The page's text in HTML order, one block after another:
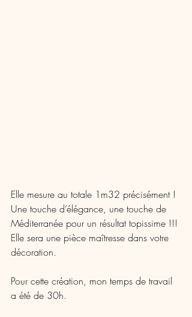
Elle mesure au totale 1m32 précisément !
Une touche d’élégance, une touche de
Méditerranée pour un résultat topissime !!!
Elle sera une pièce maîtresse dans votre
décoration.
Pour cette création, mon temps de travail
a été de 30h.